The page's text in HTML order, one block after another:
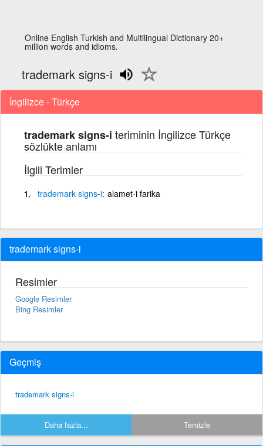
Online English Turkish and Multilingual Dictionary 20+
million words and idioms.
trademark signs-i
İngilizce - Türkçe
trademark signs-i teriminin İngilizce Türkçe
sözlükte anlamı
İlgili Terimler
trademark signs-i alamet-i farika
trademark signs-i
Resimler
Google Resimler
Bing Resimler
Geçmiş
trademark signs-i
Daha fazla... Temizle